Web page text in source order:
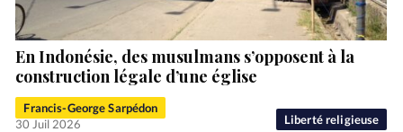
Liberté religieuse
En Indonésie, des musulmans s’opposent à la
construction légale d’une église
Francis-George Sarpédon
30 Juil 2026